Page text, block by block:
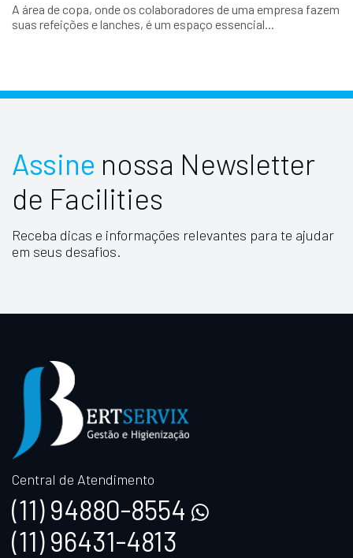
A área de copa, onde os colaboradores de uma empresa fazem
suas refeições e lanches, é um espaço essencial...
Assine nossa Newsletter
de Facilities
Receba dicas e informações relevantes para te ajudar
em seus desafios.
Central de Atendimento
(11) 94880-8554
(11) 96431-4813